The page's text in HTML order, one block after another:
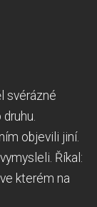
svérázné
objevili jiní.
Říkal:
kterém na